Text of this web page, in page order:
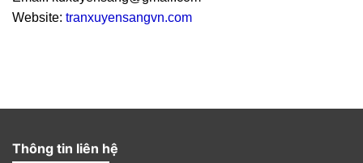
Website: tranxuyensangvn.com
Thông tin liên hệ